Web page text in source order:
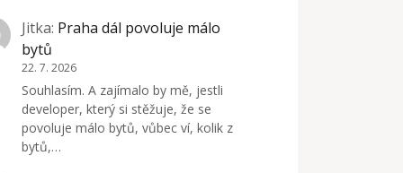
Jitka: Praha dál povoluje málo
bytů
22. 7. 2026
Souhlasím. A zajímalo by mě, jestli
developer, který si stěžuje, že se
povoluje málo bytů, vůbec ví, kolik z
bytů,…